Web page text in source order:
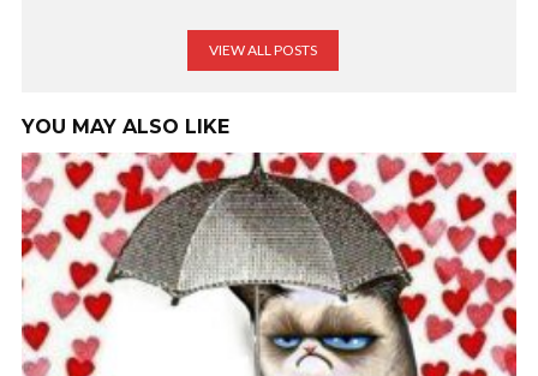
VIEW ALL POSTS
YOU MAY ALSO LIKE